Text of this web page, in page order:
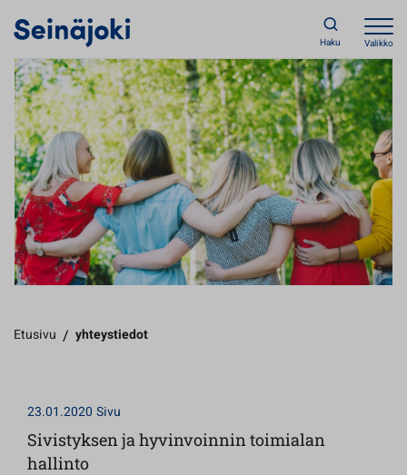
Haku Valikko
Etusivu / yhteystiedot
23.01.2020 Sivu
Sivistyksen ja hyvinvoinnin toimialan
hallinto